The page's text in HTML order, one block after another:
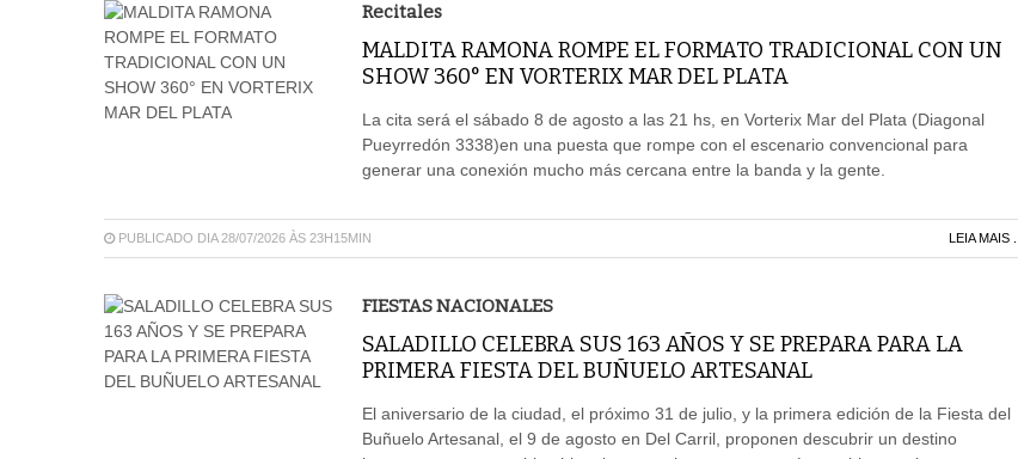
Recitales
MALDITA RAMONA ROMPE EL FORMATO TRADICIONAL CON UN
SHOW 360° EN VORTERIX MAR DEL PLATA
La cita será el sábado 8 de agosto a las 21 hs, en Vorterix Mar del Plata (Diagonal
Pueyrredón 3338)en una puesta que rompe con el escenario convencional para
generar una conexión mucho más cercana entre la banda y la gente.
PUBLICADO DIA 28/07/2026 ÀS 23H15MIN LEIA MAIS ...
FIESTAS NACIONALES
SALADILLO CELEBRA SUS 163 AÑOS Y SE PREPARA PARA LA
PRIMERA FIESTA DEL BUÑUELO ARTESANAL
El aniversario de la ciudad, el próximo 31 de julio, y la primera edición de la Fiesta del
Buñuelo Artesanal, el 9 de agosto en Del Carril, proponen descubrir un destino